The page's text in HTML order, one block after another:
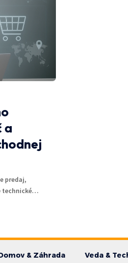
a
predaj,
technické…
& Záhrada Veda &